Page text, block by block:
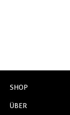
SHOP
ÜBER